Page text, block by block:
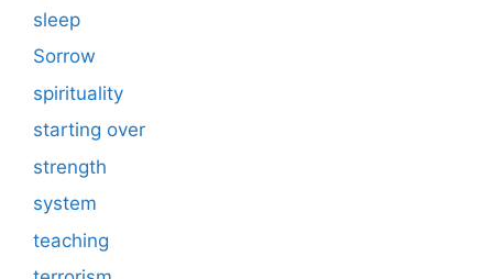
sleep
Sorrow
spirituality
starting over
strength
system
teaching